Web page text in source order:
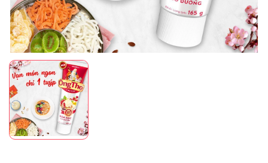
Mã giảm giá:
Ngày hết hạn:
Điều kiện: